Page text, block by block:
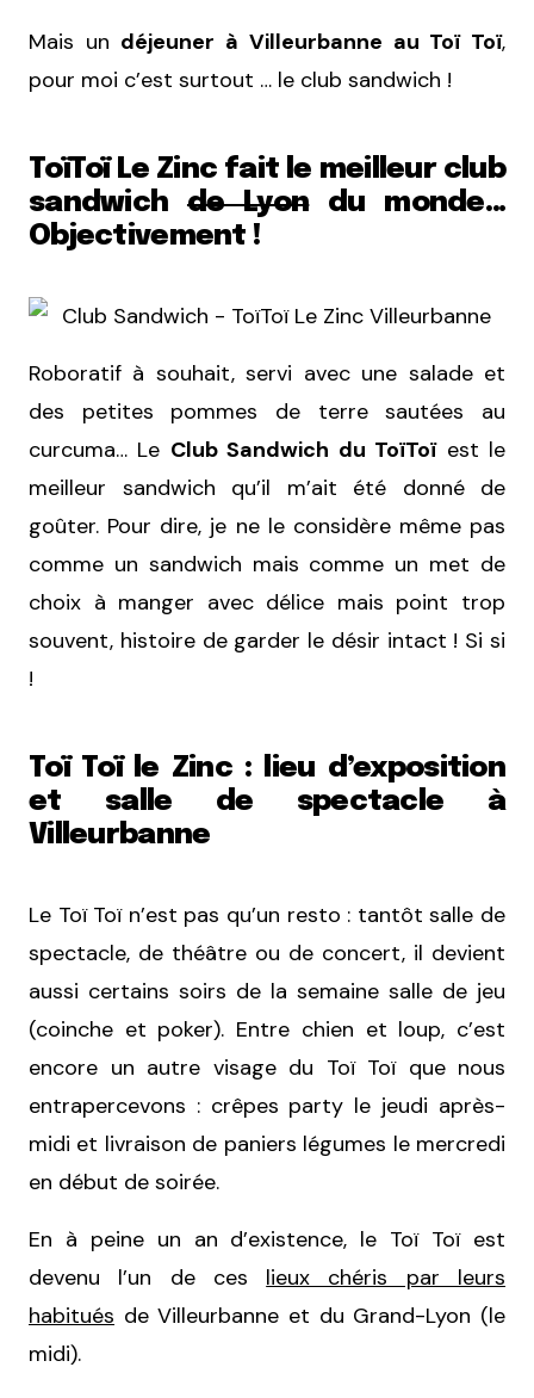
Mais un déjeuner à Villeurbanne au Toï Toï,
pour moi c’est surtout … le club sandwich !
ToïToï Le Zinc fait le meilleur club
sandwich de Lyondu monde…
Objectivement !
Roboratif à souhait, servi avec une salade et
des petites pommes de terre sautées au
curcuma… Le Club Sandwich du ToïToïest le
meilleur sandwich qu’il m’ait été donné de
goûter. Pour dire, je ne le considère même pas
comme un sandwich mais comme un met de
choix à manger avec délice mais point trop
souvent, histoire de garder le désir intact ! Si si
!
Toï Toï le Zinc : lieu d’exposition
et salle de spectacle à
Villeurbanne
Le Toï Toï n’est pas qu’un resto : tantôt salle de
spectacle, de théâtre ou de concert, il devient
aussi certains soirs de la semaine salle de jeu
(coinche et poker). Entre chien et loup, c’est
encore un autre visage du Toï Toï que nous
entrapercevons : crêpes party le jeudi après-
midi et livraison de paniers légumes le mercredi
en début de soirée.
En à peine un an d’existence, le Toï Toï est
devenu l’un de ces lieux chéris par leurs
habitués de Villeurbanne et du Grand-Lyon (le
midi).